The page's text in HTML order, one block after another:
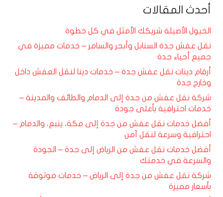
أحدث المقالات
الخيول الأصيلة شريكك الأمثل في كل خطوة
نقل عفش جدة السنابل وأبحر والسامر – خدمات مميزة في
جميع أحياء جدة
أرقام دينات نقل عفش جدة – خدمات دينا لنقل العفش داخل
وخارج جدة
شركة نقل عفش من جدة إلى الدمام والطائف والمدينة –
خدمات احترافية بأعلى جودة
أفضل خدمات نقل عفش من جدة إلى مكة، ينبع، والدمام –
احترافية وسرعة لنقل آمن
أفضل خدمات نقل عفش من الرياض إلى جدة – الجودة
والسرعة في خدمتك
شركة نقل عفش من جدة إلى الرياض – خدمات موثوقة
بأسعار مميزة